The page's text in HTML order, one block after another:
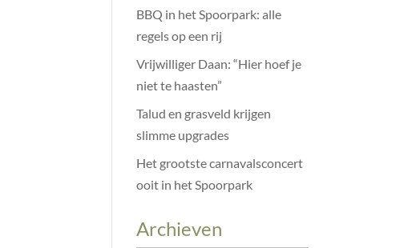
BBQ in het Spoorpark: alle
regels op een rij
Vrijwilliger Daan: “Hier hoef je
niet te haasten”
Talud en grasveld krijgen
slimme upgrades
Het grootste carnavalsconcert
ooit in het Spoorpark
Archieven